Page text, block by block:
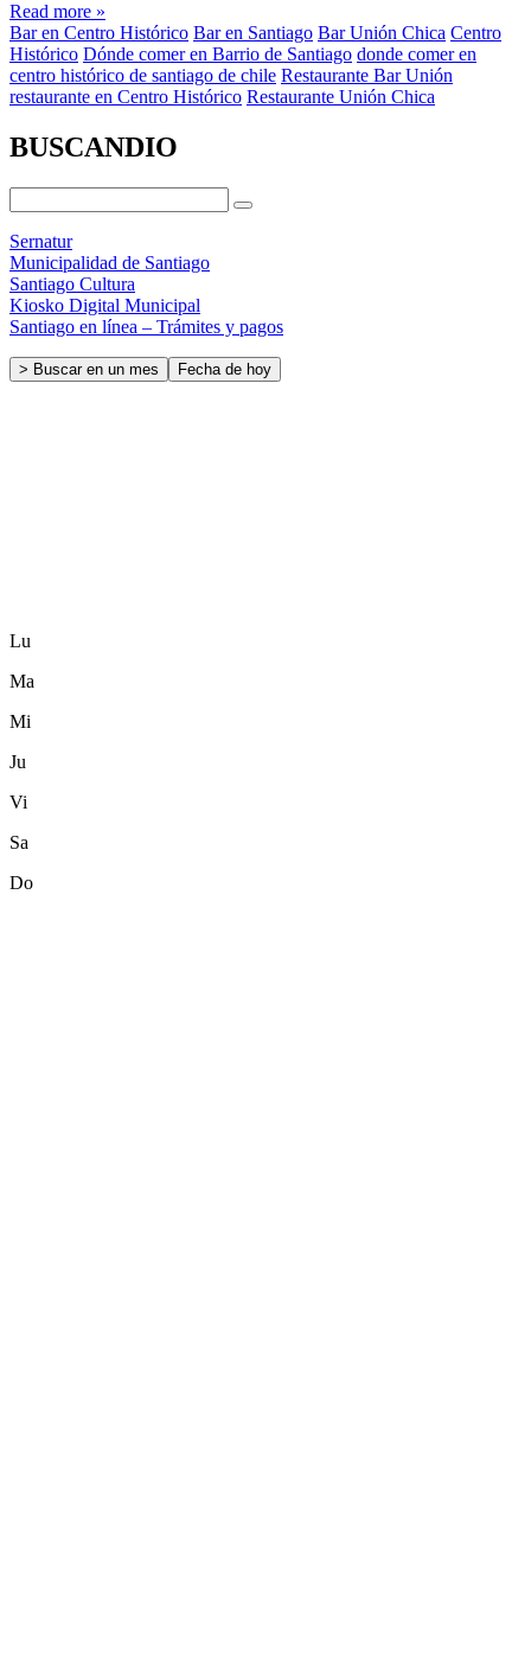
Read more »
Bar en Centro Histórico Bar en Santiago Bar Unión Chica Centro
Histórico Dónde comer en Barrio de Santiago donde comer en
centro histórico de santiago de chile Restaurante Bar Unión
restaurante en Centro Histórico Restaurante Unión Chica
BUSCANDIO
Sernatur
Municipalidad de Santiago
Santiago Cultura
Kiosko Digital Municipal
Santiago en línea – Trámites y pagos
> Buscar en un mes Fecha de hoy
Lu
Ma
Mi
Ju
Vi
Sa
Do